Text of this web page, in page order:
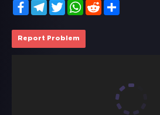
FacebookTelegramTwitterWhatsApp
Reddit
Report Problem